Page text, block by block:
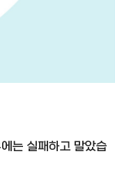
는 실패하고 말았습